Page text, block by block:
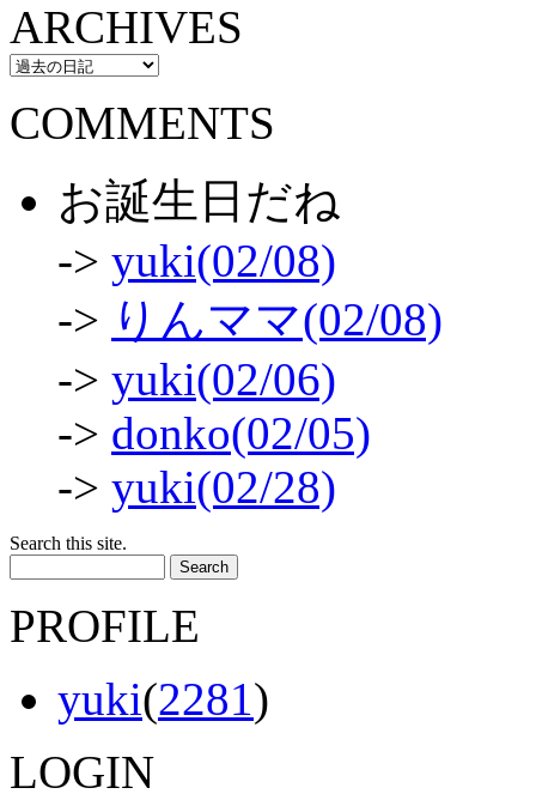
ARCHIVES
COMMENTS
お誕生日だね
-> yuki(02/08)
-> りんママ(02/08)
-> yuki(02/06)
-> donko(02/05)
-> yuki(02/28)
Search this site.
PROFILE
yuki(2281)
LOGIN